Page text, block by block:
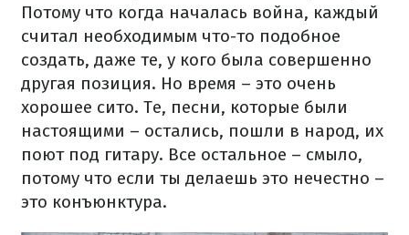
Потому что когда началась война, каждый
считал необходимым что-то подобное
создать, даже те, у кого была совершенно
другая позиция. Но время – это очень
хорошее сито. Те, песни, которые были
настоящими – остались, пошли в народ, их
поют под гитару. Все остальное – смыло,
потому что если ты делаешь это нечестно –
это конъюнктура.